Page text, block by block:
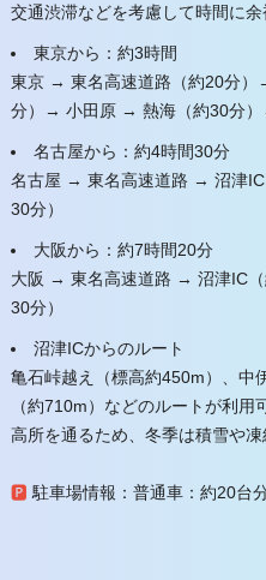
交通渋滞などを考慮して時間に余
東京から：約3時間
東京 → 東名高速道路（約20分
分）→ 小田原 → 熱海（約30分
名古屋から：約4時間30分
名古屋 → 東名高速道路 → 沼津
30分）
大阪から：約7時間20分
大阪 → 東名高速道路 → 沼津IC
30分）​
沼津ICからのルート
亀石峠越え（標高約450m）、中
（約710m）などのルートが利用
高所を通るため、冬季は積雪や凍
🅿 駐車場情報：普通車：​約20台